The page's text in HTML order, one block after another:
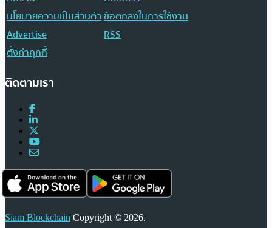
นโยบายความเป็นส่วนตัวข้อตกลงในการใช้งาน
Advertise
RSS
ตั้งค่าคุกกี้
ติดตามเรา
Siam Blockchain Copyright © 2026.